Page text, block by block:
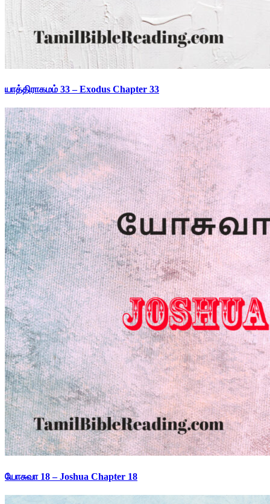
யாத்திராகமம் 33 – Exodus Chapter 33
யோசுவா 18 – Joshua Chapter 18